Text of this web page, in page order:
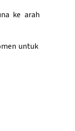
ke arah
untuk